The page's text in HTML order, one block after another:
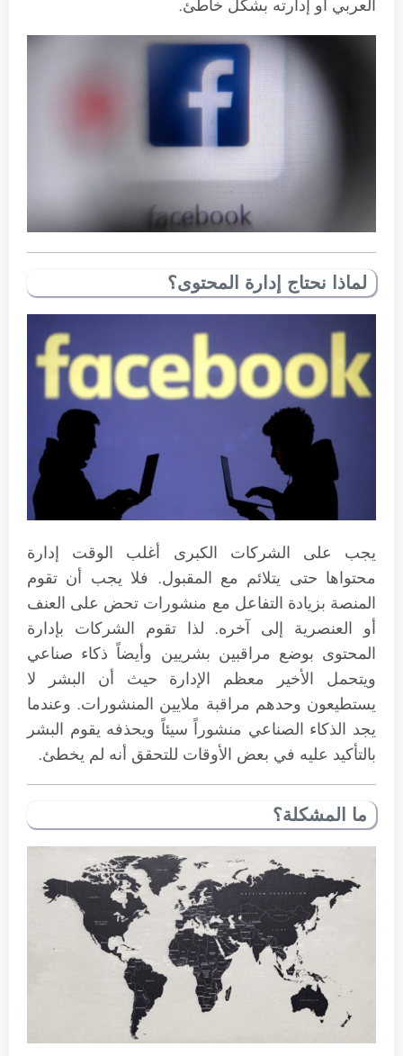
العربي أو إدارته بشكل خاطئ.
لماذا نحتاج إدارة المحتوى؟
يجب على الشركات الكبرى أغلب الوقت إدارة
محتواها حتى يتلائم مع المقبول. فلا يجب أن تقوم
المنصة بزيادة التفاعل مع منشورات تحض على العنف
أو العنصرية إلى آخره. لذا تقوم الشركات بإدارة
المحتوى بوضع مراقبين بشريين وأيضاً ذكاء صناعي
ويتحمل الأخير معظم الإدارة حيث أن البشر لا
يستطيعون وحدهم مراقبة ملايين المنشورات. وعندما
يجد الذكاء الصناعي منشوراً سيئاً ويحذفه يقوم البشر
بالتأكيد عليه في بعض الأوقات للتحقق أنه لم يخطئ.
ما المشكلة؟